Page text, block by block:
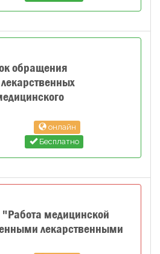
обращения
онлайн
Бесплатно
медицинской
лекарственными